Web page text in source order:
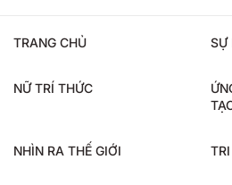
TRANG CHỦ SỰ
NỮ TRÍ THỨC
NHÌN RA THẾ GIỚI